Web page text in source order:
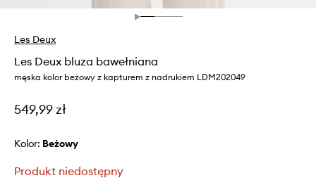
Les Deux
Les Deux bluza bawełniana
męska kolor beżowy z kapturem z nadrukiem LDM202049
549,99 zł
Kolor: beżowy
Produkt niedostępny